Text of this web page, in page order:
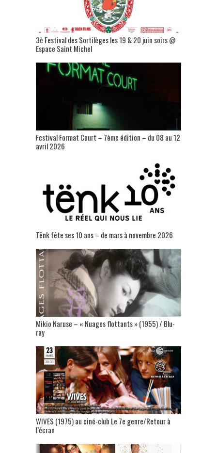
3è Festival des Sortilèges les 19 & 20 juin soirs @
Espace Saint Michel
Festival Format Court – 7ème édition – du 08 au 12
avril 2026
Tënk fête ses 10 ans – de mars à novembre 2026
Mikio Naruse – « Nuages flottants » (1955) / Blu-
ray
WIVES (1975) au ciné-club Le 7e genre/Retour à
l’écran